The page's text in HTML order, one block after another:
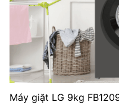
Máy giặt LG 9kg